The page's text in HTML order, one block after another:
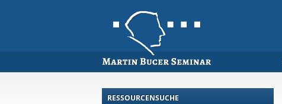
RESSOURCENSUCHE